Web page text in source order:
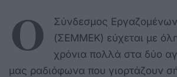
Ο
Σύνδεσμος
(ΣΕΜΜΕΚ) εύχεται με
χρόνια πολλά στα δύο
μας ραδιόφωνα που γιορτάζουν